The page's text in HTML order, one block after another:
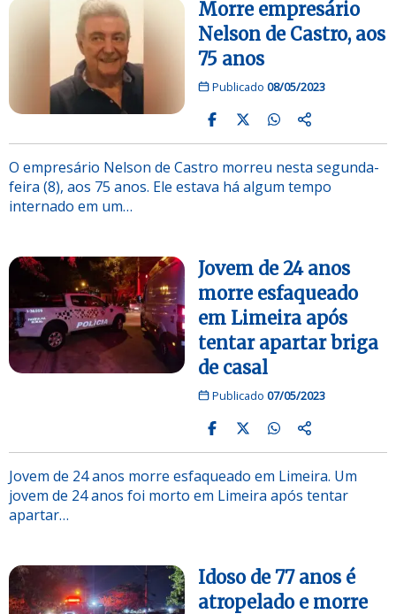
Morre empresário
Nelson de Castro, aos
75 anos
Publicado 08/05/2023
O empresário Nelson de Castro morreu nesta segunda-
feira (8), aos 75 anos. Ele estava há algum tempo
internado em um…
Jovem de 24 anos
morre esfaqueado
em Limeira após
tentar apartar briga
de casal
Publicado 07/05/2023
Jovem de 24 anos morre esfaqueado em Limeira. Um
jovem de 24 anos foi morto em Limeira após tentar
apartar…
Idoso de 77 anos é
atropelado e morre